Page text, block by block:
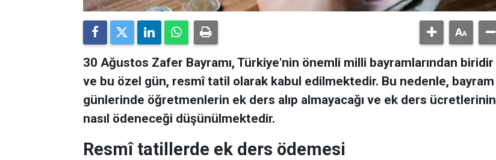
30 Ağustos Zafer Bayramı, Türkiye'nin önemli milli bayramlarından biridir
ve bu özel gün, resmî tatil olarak kabul edilmektedir. Bu nedenle, bayram
günlerinde öğretmenlerin ek ders alıp almayacağı ve ek ders ücretlerinin
nasıl ödeneceği düşünülmektedir.
Resmî tatillerde ek ders ödemesi